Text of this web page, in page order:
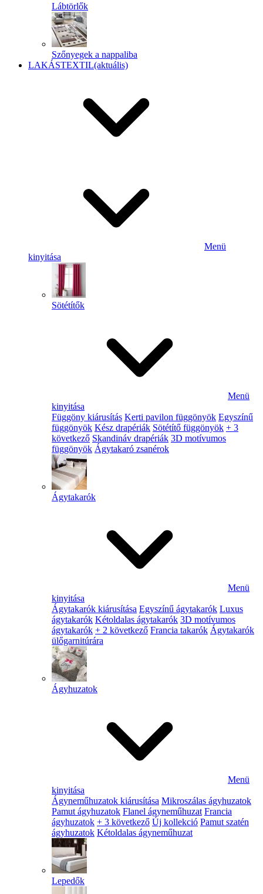
Lábtörlők
Szőnyegek a nappaliba
LAKÁSTEXTIL(aktuális)
Menü
kinyitása
Sötétítők
Menü
kinyitása
Függöny kiárusítás Kerti pavilon függönyök Egyszínű
függönyök Kész drapériák Sötétítő függönyök + 3
következő Skandináv drapériák 3D motívumos
függönyök Ágytakaró zsanérok
Ágytakarók
Menü
kinyitása
Ágytakarók kiárusítása Egyszínű ágytakarók Luxus
ágytakarók Kétoldalas ágytakarók 3D motívumos
ágytakarók + 2 következő Francia takarók Ágytakarók
ülőgarnitúrára
Ágyhuzatok
Menü
kinyitása
Ágyneműhuzatok kiárusítása Mikroszálas ágyhuzatok
Pamut ágyhuzatok Flanel ágyneműhuzat Francia
ágyhuzatok + 3 következő Új kollekció Pamut szatén
ágyhuzatok Kétoldalas ágyneműhuzat
Lepedők